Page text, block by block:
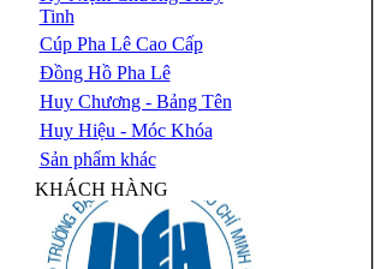
Tinh
Cúp Pha Lê Cao Cấp
Đồng Hồ Pha Lê
Huy Chương - Bảng Tên
Huy Hiệu - Móc Khóa
Sản phẩm khác
KHÁCH HÀNG